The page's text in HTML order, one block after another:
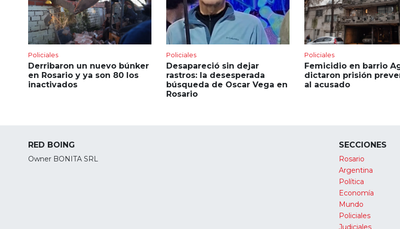
Policiales
Derribaron un nuevo búnker
en Rosario y ya son 80 los
inactivados
Policiales
Desapareció sin dejar
rastros: la desesperada
búsqueda de Oscar Vega en
Rosario
Policiales
Femicidio en barrio
dictaron prisión
al acusado
RED BOING
Owner BONITA SRL
SECCIONES
Rosario
Argentina
Política
Economía
Mundo
Policiales
Judiciales